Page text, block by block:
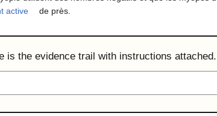
active de près.
is the evidence trail with instructions